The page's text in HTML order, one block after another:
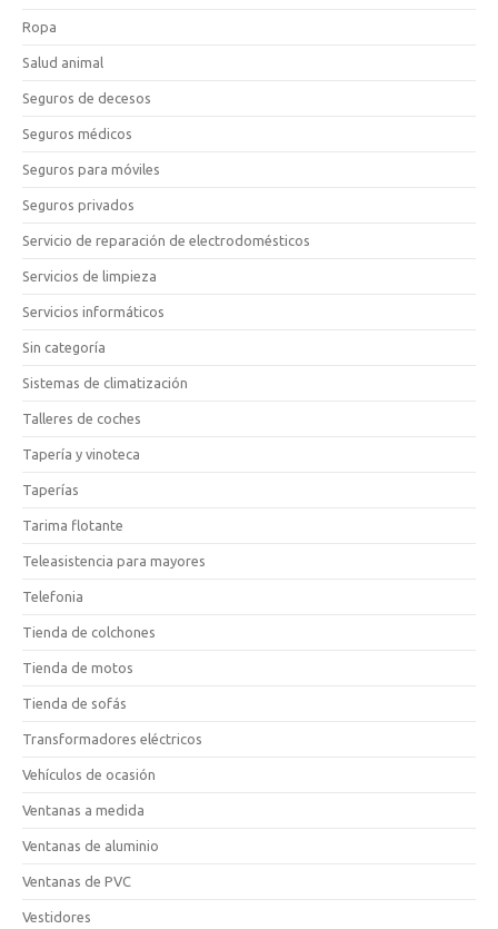
Ropa
Salud animal
Seguros de decesos
Seguros médicos
Seguros para móviles
Seguros privados
Servicio de reparación de electrodomésticos
Servicios de limpieza
Servicios informáticos
Sin categoría
Sistemas de climatización
Talleres de coches
Tapería y vinoteca
Taperías
Tarima flotante
Teleasistencia para mayores
Telefonia
Tienda de colchones
Tienda de motos
Tienda de sofás
Transformadores eléctricos
Vehículos de ocasión
Ventanas a medida
Ventanas de aluminio
Ventanas de PVC
Vestidores